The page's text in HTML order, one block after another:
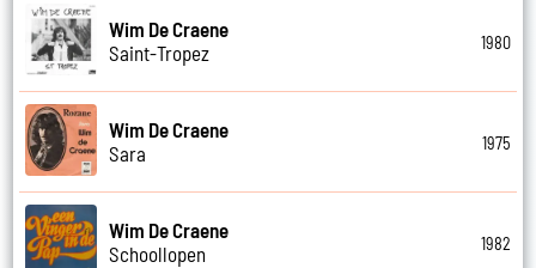
Wim De Craene
Saint-Tropez
1980
Wim De Craene
Sara
1975
Wim De Craene
Schoollopen
1982